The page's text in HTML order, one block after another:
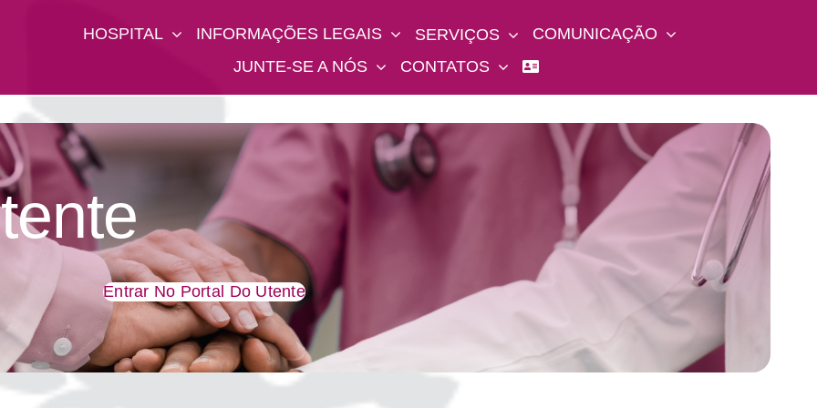
HOSPITAL INFORMAÇÕES LEGAIS SERVIÇOS
COMUNICAÇÃO
JUNTE-SE A NÓS
CONTATOS
Entrar No Portal Do Utente